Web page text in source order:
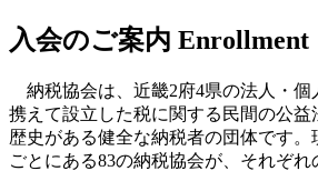
入会のご案内 Enrollment
納税協会は、近畿2府4県の法人・個
携えて設立した税に関する民間の公益
歴史がある健全な納税者の団体です
ごとにある83の納税協会が、それぞ